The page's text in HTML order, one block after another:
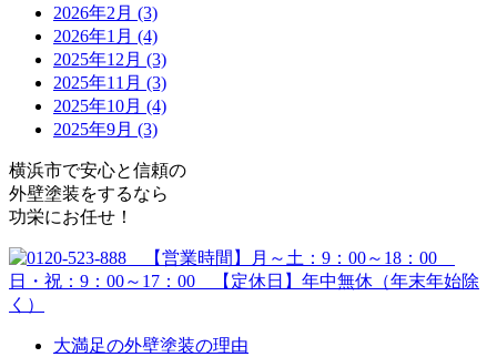
2026年2月 (3)
2026年1月 (4)
2025年12月 (3)
2025年11月 (3)
2025年10月 (4)
2025年9月 (3)
横浜市で安心と信頼の
外壁塗装をするなら
功栄にお任せ！
大満足の外壁塗装の理由